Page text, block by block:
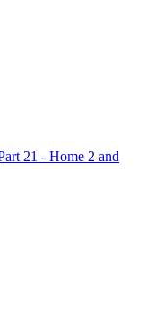
21 - Home 2 and